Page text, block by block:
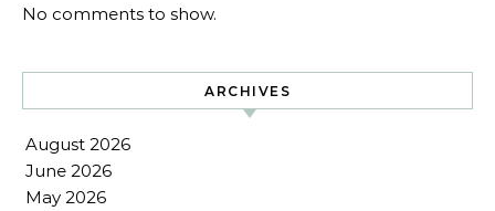
No comments to show.
ARCHIVES
August 2026
June 2026
May 2026